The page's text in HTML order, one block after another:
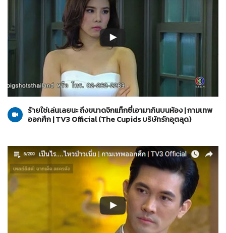
29-03-2560
The Cupids บริษัทรักอุตลุด
ร้ายใช่เล่นเลยนะ ถึงขนาดจิกแท็กซี่เอามากินบนห้อง | กามเทพ
ออกศึก | TV3 Official (The Cupids บริษัทรักอุตลุด)